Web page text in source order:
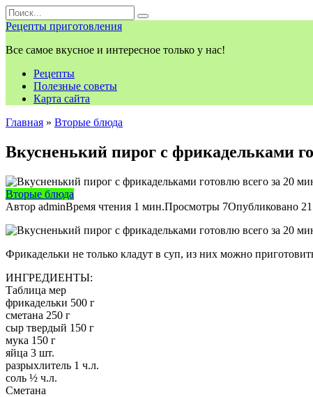
Перейти
к
контенту
Search
for:
Рецепты приготовления
Все самое вкусное и интересное только у нас!
Рецепты
Полезные советы
Карта сайта
Главная » Вторые блюда
Вкусненький пирог с фрикадельками
Вторые блюда
Автор adminВремя чтения 1 мин.Просмотры 7Опубликовано
Фрикадельки не только кладут в суп, из них можно
ИНГРЕДИЕНТЫ:
Таблица мер
фрикадельки 500 г
сметана 250 г
сыр твердый 150 г
мука 150 г
яйца 3 шт.
разрыхлитель 1 ч.л.
соль ½ ч.л.
Сметана